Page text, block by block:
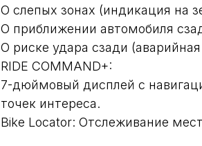
О слепых зонах (индикация на
О приближении автомобиля
О риске удара сзади
RIDE COMMAND+:
7-дюймовый дисплей с
точек интереса.
Bike Locator: Отслеживание